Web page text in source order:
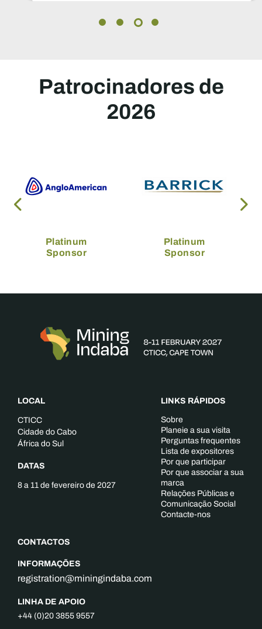
Patrocinadores de
2026
Platinum
Sponsor
Platinum
Sponsor
LOCAL
CTICC
Cidade do Cabo
África do Sul
DATAS
8 a 11 de fevereiro de 2027
CONTACTOS
INFORMAÇÕES
registration@miningindaba.com
LINHA DE APOIO
+44 (0)20 3855 9557
LINKS RÁPIDOS
Sobre
Planeie a sua visita
Perguntas frequentes
Lista de expositores
Por que participar
Por que associar a sua
marca
Relações Públicas e
Comunicação Social
Contacte-nos